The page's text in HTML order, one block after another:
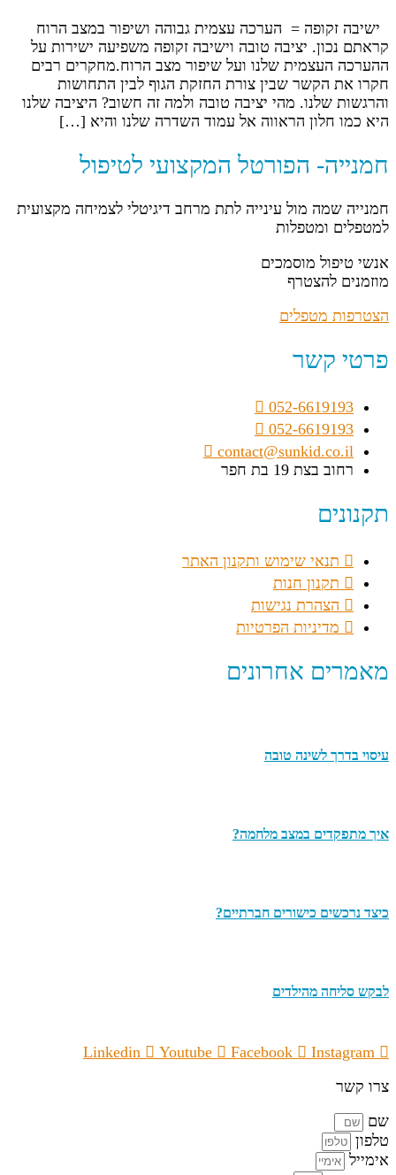
ישיבה זקופה = הערכה עצמית גבוהה ושיפור במצב הרוח
קראתם נכון. יציבה טובה וישיבה זקופה משפיעה ישירות על
ההערכה העצמית שלנו ועל שיפור מצב הרוח.מחקרים רבים
חקרו את הקשר שבין צורת החזקת הגוף לבין התחושות
והרגשות שלנו. מהי יציבה טובה ולמה זה חשוב? היציבה שלנו
היא כמו חלון הראווה אל עמוד השדרה שלנו והיא […]
חמנייה- הפורטל המקצועי לטיפול
חמנייה שמה מול עינייה לתת מרחב דיגיטלי לצמיחה מקצועית
למטפלים ומטפלות
אנשי טיפול מוסמכים
מוזמנים להצטרף
הצטרפות מטפלים
פרטי קשר
052-6619193
052-6619193
contact@sunkid.co.il
רחוב בצת 19 בת חפר
תקנונים
תנאי שימוש ותקנון האתר
תקנון חנות
הצהרת נגישות
מדיניות הפרטיות
מאמרים אחרונים
עיסוי בדרך לשינה טובה
איך מתפקדים במצב מלחמה?
כיצד נרכשים כישורים חברתיים?
לבקש סליחה מהילדים
Linkedin Youtube Facebook
Instagram
צרו קשר
שם
טלפון
אימייל